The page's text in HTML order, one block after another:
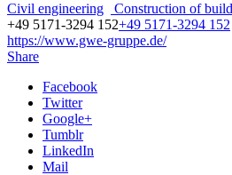
Civil engineering
Construction of
+49 5171-3294 152+49 5171-3294 152
https://www.gwe-gruppe.de/
Share
Facebook
Twitter
Google+
Tumblr
LinkedIn
Mail